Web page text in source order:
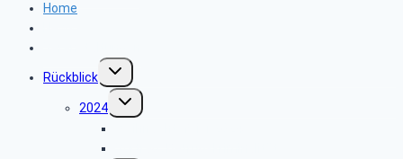
Home
Rückblick
Untermenü
umschalten
2024
Untermenü
umschalten